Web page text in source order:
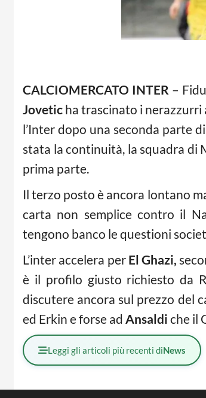
CALCIOMERCATO INTER –
Jovetic ha trascinato i nerazzurri
l’Inter dopo una seconda parte
stata la continuità, la squadra di
prima parte.
Il terzo posto è ancora lontano
carta non semplice contro il
tengono banco le questioni
L’inter accelera per El Ghazi,
è il profilo giusto richiesto da
discutere ancora sul prezzo del
ed Erkin e forse ad Ansaldi che il
Leggi gli articoli più recenti diNews